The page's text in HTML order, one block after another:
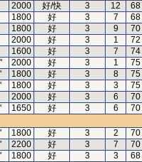
2000 好/快 3 12
68
1800 好 3 7
68
1800 好 3 9
70
2000 好 3 1
72
1600 好 3 7
74
2000 好 3 1
75
1800 好 3 8
75
1800 好 3 3
75
2000 好 3 6
70
1650 好 3 6
70
1800 好 3 2
70
2200 好 3 7
70
1800 好 3 3
68